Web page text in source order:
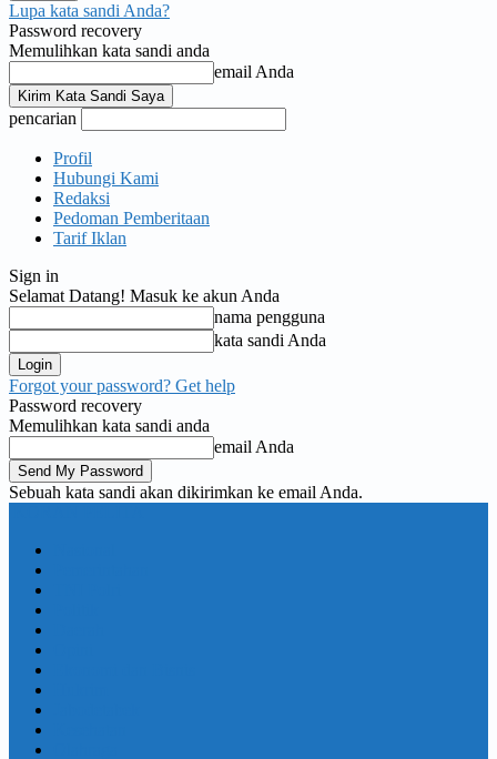
Lupa kata sandi Anda?
Password recovery
Memulihkan kata sandi anda
email Anda
pencarian
Profil
Hubungi Kami
Redaksi
Pedoman Pemberitaan
Tarif Iklan
Sign in
Selamat Datang! Masuk ke akun Anda
nama pengguna
kata sandi Anda
Forgot your password? Get help
Password recovery
Memulihkan kata sandi anda
email Anda
Sebuah kata sandi akan dikirimkan ke email Anda.